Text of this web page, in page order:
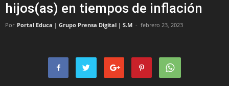
hijos(as) en tiempos de inflación
Por Portal Educa | Grupo Prensa Digital | S.M - febrero 23, 2023